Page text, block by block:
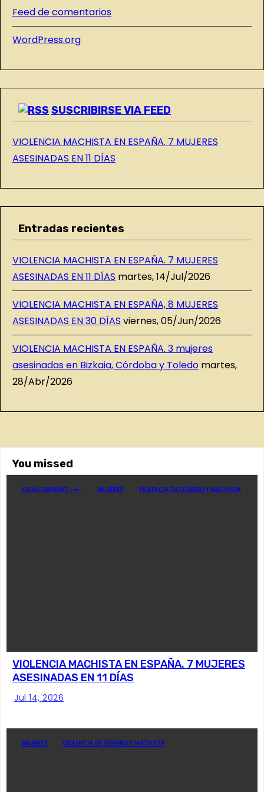
E
L
B
G
Feed de comentarios
WordPress.org
SUSCRIBIRSE VIA FEED
VIOLENCIA MACHISTA EN ESPAÑA. 7 MUJERES
ASESINADAS EN 11 DÍAS
Entradas recientes
VIOLENCIA MACHISTA EN ESPAÑA. 7 MUJERES
ASESINADAS EN 11 DÍAS martes, 14/Jul/2026
VIOLENCIA MACHISTA EN ESPAÑA, 8 MUJERES
ASESINADAS EN 30 DÍAS viernes, 05/Jun/2026
VIOLENCIA MACHISTA EN ESPAÑA. 3 mujeres
asesinadas en Bizkaia, Córdoba y Toledo martes,
28/Abr/2026
You missed
IGUALITARISMO ♀=♂ MUJERES VIOLENCIA DE GÉNERO Y MACHISTA
VIOLENCIA MACHISTA EN ESPAÑA. 7 MUJERES
ASESINADAS EN 11 DÍAS
Jul 14, 2026
MUJERES VIOLENCIA DE GÉNERO Y MACHISTA